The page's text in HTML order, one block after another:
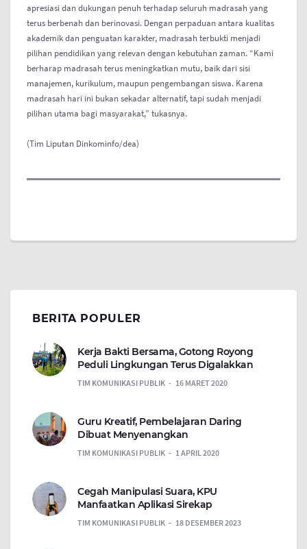
apresiasi dan dukungan penuh terhadap seluruh madrasah yang
terus berbenah dan berinovasi. Dengan perpaduan antara kualitas
akademik dan penguatan karakter, madrasah terbukti menjadi
pilihan pendidikan yang relevan dengan kebutuhan zaman. “Kami
berharap madrasah terus meningkatkan mutu, baik dari sisi
manajemen, kurikulum, maupun pengembangan siswa. Karena
madrasah hari ini bukan sekadar alternatif, tapi sudah menjadi
pilihan utama bagi masyarakat,” tukasnya.
(Tim Liputan Dinkominfo/dea)
BERITA POPULER
Kerja Bakti Bersama, Gotong Royong
Peduli Lingkungan Terus Digalakkan
TIM KOMUNIKASI PUBLIK 16 MARET 2020
Guru Kreatif, Pembelajaran Daring
Dibuat Menyenangkan
TIM KOMUNIKASI PUBLIK 1 APRIL 2020
Cegah Manipulasi Suara, KPU
Manfaatkan Aplikasi Sirekap
TIM KOMUNIKASI PUBLIK 18 DESEMBER 2023